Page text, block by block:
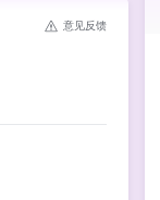
意见反馈